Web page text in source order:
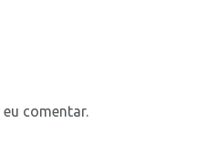
comentar.